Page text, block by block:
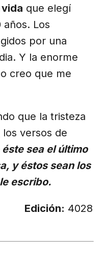
que elegí
Los
por una
Y la enorme
creo que me
que la tristeza
versos de
éste sea el último
y éstos sean los
escribo.
Edición: 4028